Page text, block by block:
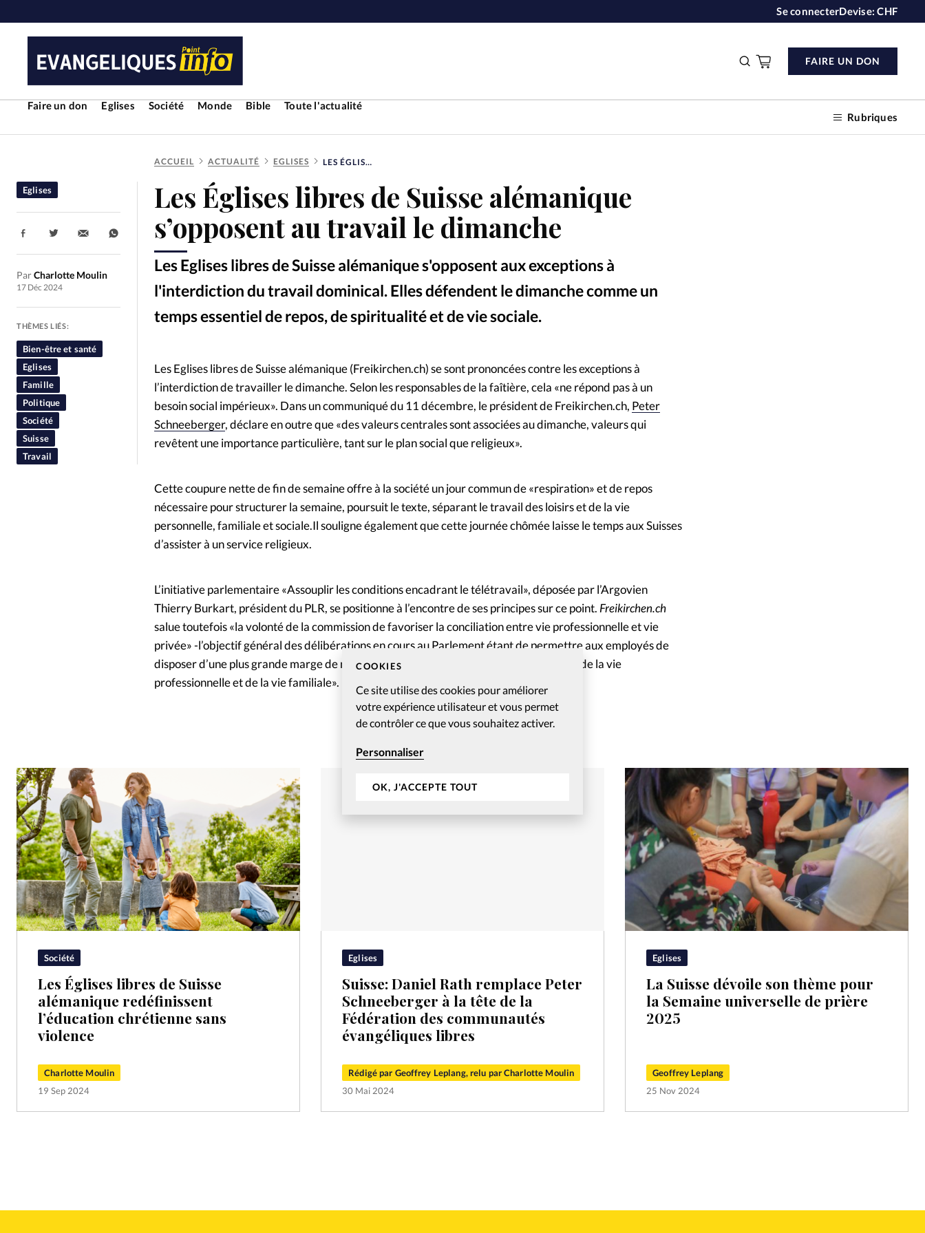
COOKIES
Ce site utilise des cookies pour améliorer
votre expérience utilisateur et vous permet
de contrôler ce que vous souhaitez activer.
Personnaliser
OK, J'ACCEPTE TOUT
Se connecterDevise:CHF
Faire un don Eglises Société Monde Bible
Toute l'actualité
Rubriques
FAIRE UN DON
RUBRIQUES
Toute l'actualité Bible
Culture
Economie
Eglises
Liberté religieuse
Mission
Monde
People
Politique Religions Société
Faire un don
La rédaction
Changement d'adresse
Nous contacter
ACCUEIL ACTUALITÉ EGLISES LES ÉGLISES LIBRES DE SUISSE ALÉMANIQUE S’OPPOSENT AU TRAVAIL LE DIMANCHE
Les Églises libres de Suisse alémanique
s’opposent au travail le dimanche
Les Eglises libres de Suisse alémanique s'opposent aux exceptions à
l'interdiction du travail dominical. Elles défendent le dimanche comme un
temps essentiel de repos, de spiritualité et de vie sociale.
Eglises
ParCharlotte Moulin
17 Déc 2024
Partager:
THÈMES LIÉS:
Bien-être et santé
Eglises
Famille
Politique
Société
Suisse
Travail
Les Eglises libres de Suisse alémanique (Freikirchen.ch) se sont prononcées contre les exceptions à
l’interdiction de travailler le dimanche. Selon les responsables de la faîtière, cela «ne répond pas à un
besoin social impérieux». Dans un communiqué du 11 décembre, le président de Freikirchen.ch, Peter
Schneeberger, déclare en outre que «des valeurs centrales sont associées au dimanche, valeurs qui
revêtent une importance particulière, tant sur le plan social que religieux».
Cette coupure nette de fin de semaine offre à la société un jour commun de «respiration» et de repos
nécessaire pour structurer la semaine, poursuit le texte, séparant le travail des loisirs et de la vie
personnelle, familiale et sociale.Il souligne également que cette journée chômée laisse le temps aux Suisses
d’assister à un service religieux.
L’initiative parlementaire «Assouplir les conditions encadrant le télétravail», déposée par l’Argovien
Thierry Burkart, président du PLR, se positionne à l’encontre de ses principes sur ce point. Freikirchen.ch
salue toutefois «la volonté de la commission de favoriser la conciliation entre vie professionnelle et vie
privée» -l’objectif général des délibérations en cours au Parlement étant de permettre aux employés de
disposer d’une plus grande marge de manœuvre. Et ainsi, «de favoriser la conciliation de la vie
professionnelle et de la vie familiale». Mais pas le dimanche.
Société
Les Églises libres de Suisse
alémanique redéfinissent
l’éducation chrétienne sans
violence
Charlotte Moulin
19 Sep 2024
Eglises
Suisse: Daniel Rath remplace Peter
Schneeberger à la tête de la
Fédération des communautés
évangéliques libres
Rédigé par Geoffrey Leplang, relu par Charlotte Moulin
30 Mai 2024
Eglises
La Suisse dévoile son thème pour
la Semaine universelle de prière
2025
Geoffrey Leplang
25 Nov 2024